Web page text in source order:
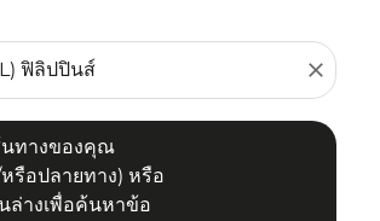
close
นทางของคุณ
รือปลายทาง) หรือ
ล่างเพื่อค้นหาข้อ